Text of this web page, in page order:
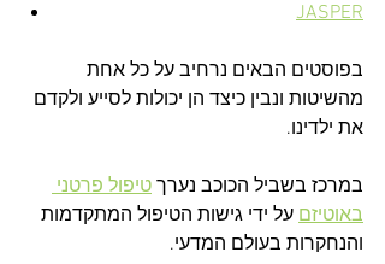
JASPER
בפוסטים הבאים נרחיב על כל אחת
מהשיטות ונבין כיצד הן יכולות לסייע ולקדם
את ילדינו.
במרכז בשביל הכוכב נערך טיפול פרטני
באוטיזם על ידי גישות הטיפול המתקדמות
והנחקרות בעולם המדעי.